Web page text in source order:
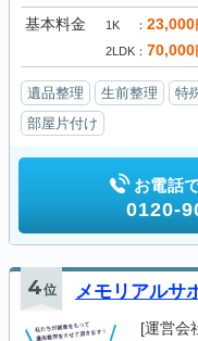
基本料金 1K 23,000
2LDK 70,000
遺品整理 生前整理 特
部屋片付け
お電話
0120-
4位 メモリアルサ
[運営会